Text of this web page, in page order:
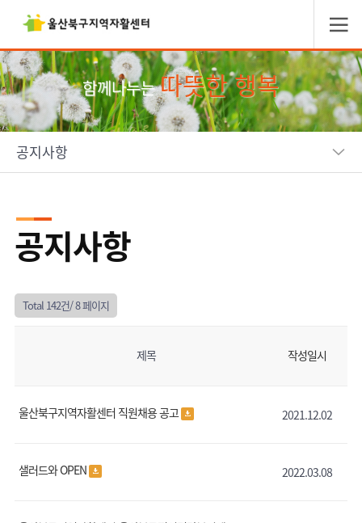
함께나누는따뜻한 행복
공지사항
공지사항
Total 142건/8 페이지
제목 작성일시
울산북구지역자활센터 직원채용 공고 2021.12.02
샐러드와 OPEN 2022.03.08